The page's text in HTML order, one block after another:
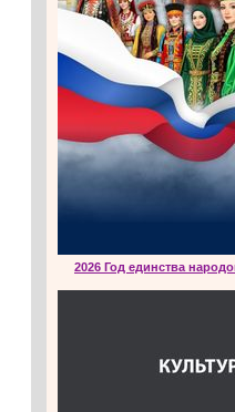
2026 Год единства